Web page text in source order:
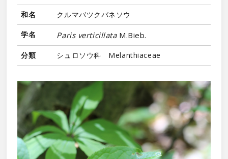
和名 クルマバツクバネソウ
学名 Paris verticillataM.Bieb.
分類 シュロソウ科 Melanthiaceae